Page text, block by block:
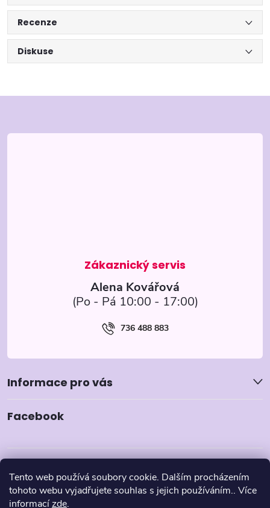
Tento web používá soubory cookie. Dalším procházením
tohoto webu vyjadřujete souhlas s jejich používáním.. Více
informacízde.
Recenze
Diskuse
á
Alena Kovářová
736 488 883
Informace pro vás
Facebook